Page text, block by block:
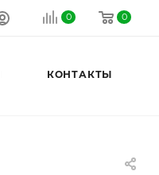
0 0
КОНТАКТЫ